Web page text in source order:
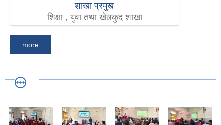
शाखा प्रमुख
शिक्षा , युवा तथा खेलकुद शाखा
more